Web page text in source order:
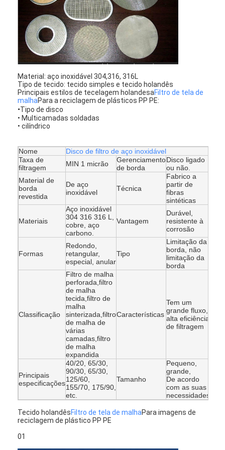
Cercas de padel
Malha de arame tricotado
Cesto de gavião de pedra
Malha de metal arquitetônico
Tela de alumínio da mosca da corrente
Filtro de tela de Johnson
Colmeia de Malha
Material: aço inoxidável 304,316, 316L
Tipo de tecido: tecido simples e tecido holandês
Principais estilos de tecelagem holandesaFiltro de tela de
malhaPara a reciclagem de plásticos PP PE:
•Tipo de disco
• Multicamadas soldadas
• cilíndrico
Nome
Disco de filtro de aço inoxidável
Taxa de
filtragem
MIN 1 micrão
Gerenciamento
de borda
Disco ligado
ou não.
Material de
borda
revestida
De aço
inoxidável
Técnica
Fabrico a
partir de
fibras
sintéticas
Materiais
Aço inoxidável
304 316 316 L,
cobre, aço
carbono.
Vantagem
Durável,
resistente à
corrosão
Formas
Redondo,
retangular,
especial, anular
Tipo
Limitação da
borda, não
limitação da
borda
Classificação
Filtro de malha
perforada,filtro
de malha
tecida,filtro de
malha
sinterizada,filtro
de malha de
várias
camadas,filtro
de malha
expandida
Características
Tem um
grande fluxo,
alta eficiência
de filtragem
Principais
especificações
40/20, 65/30,
90/30, 65/30,
125/60,
155/70, 175/90,
etc.
Tamanho
Pequeno,
grande,
De acordo
com as suas
necessidades.
Tecido holandêsFiltro de tela de malhaPara imagens de
reciclagem de plástico PP PE
01